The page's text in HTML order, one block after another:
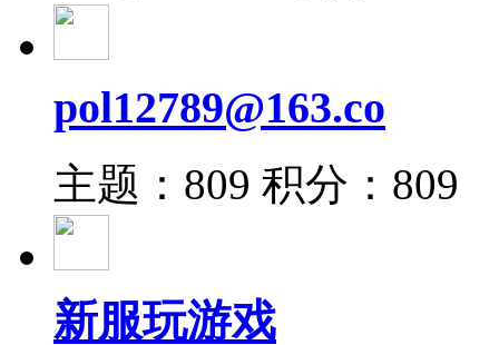
pol12789@163.co
主题：809 积分：809
新服玩游戏